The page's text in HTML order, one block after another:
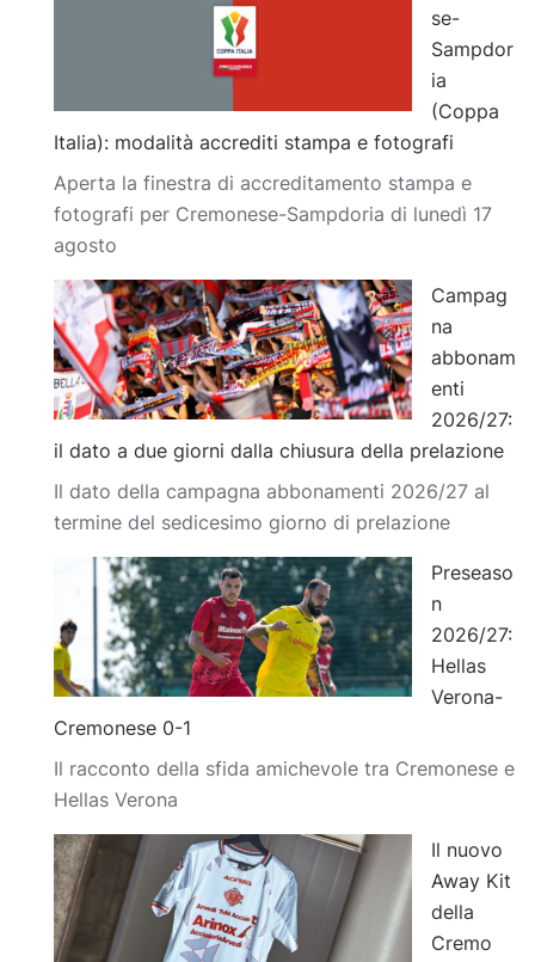
se-
Sampdor
ia
(Coppa
Italia): modalità accrediti stampa e fotografi
Aperta la finestra di accreditamento stampa e
fotografi per Cremonese-Sampdoria di lunedì 17
agosto
Campag
na
abbonam
enti
2026/27:
il dato a due giorni dalla chiusura della prelazione
Il dato della campagna abbonamenti 2026/27 al
termine del sedicesimo giorno di prelazione
Preseaso
n
2026/27:
Hellas
Verona-
Cremonese 0-1
Il racconto della sfida amichevole tra Cremonese e
Hellas Verona
Il nuovo
Away Kit
della
Cremo